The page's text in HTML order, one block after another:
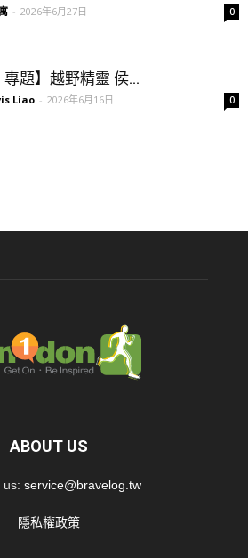
- 2026年6月27日 0
專題】越野精靈 侯...
Liao - 2026年6月16日 0
ABOUT US
us: service@bravelog.tw
隱私權政策